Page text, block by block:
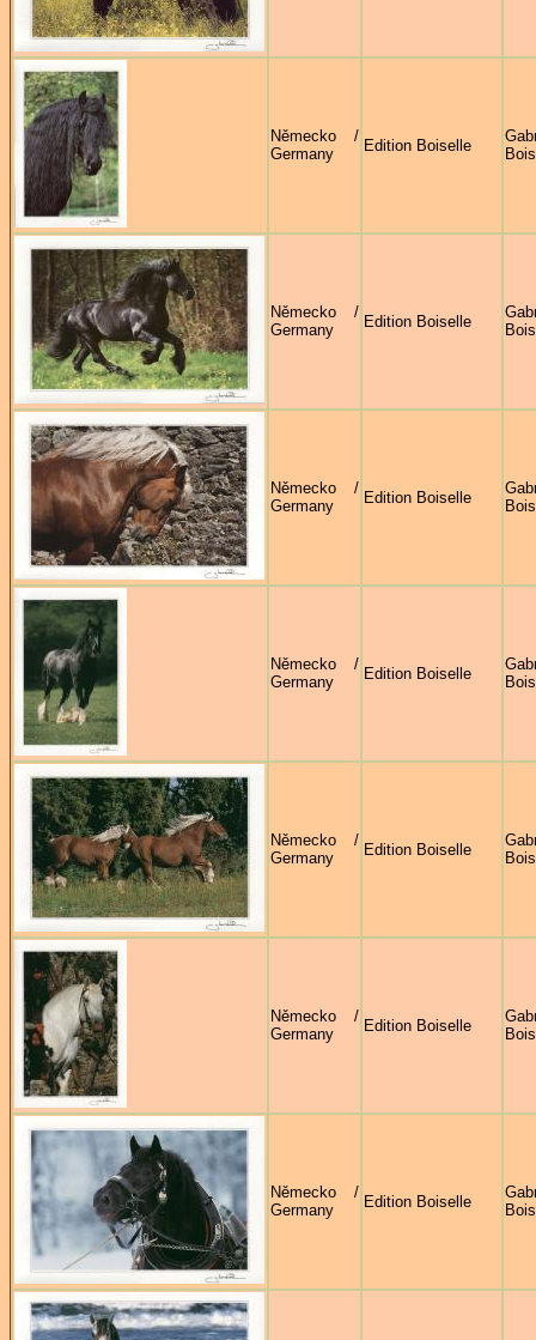
Německo /
Germany
Edition Boiselle
Německo /
Germany
Edition Boiselle
Německo /
Germany
Edition Boiselle
Německo /
Germany
Edition Boiselle
Německo /
Germany
Edition Boiselle
Německo /
Germany
Edition Boiselle
Německo /
Germany
Edition Boiselle